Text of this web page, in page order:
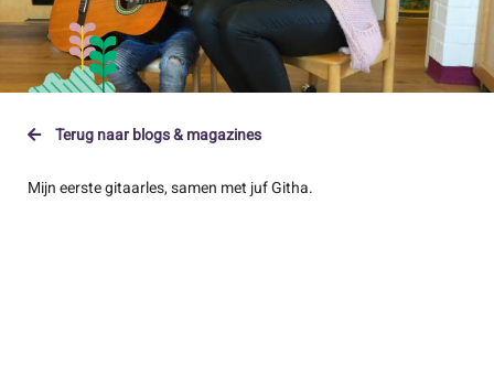
Terug naar blogs & magazines
Mijn eerste gitaarles, samen met juf Githa.